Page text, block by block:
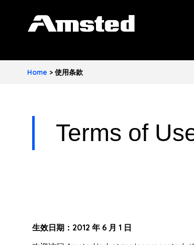
A
S
S
T
Home > 使用条款
Terms of
生效日期：2012 年 6 月 1 日